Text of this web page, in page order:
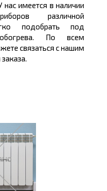
имеется в наличии
различной
подобрать под
По всем
связаться с нашим